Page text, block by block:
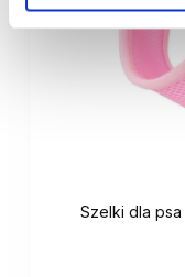
Szelki dla